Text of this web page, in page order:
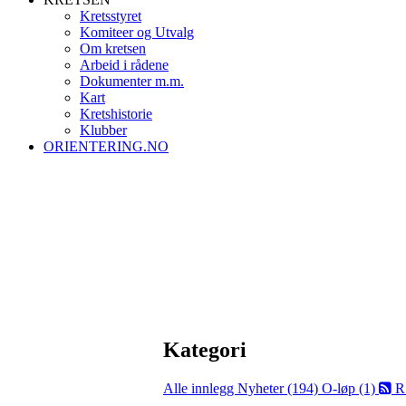
Kretsstyret
Komiteer og Utvalg
Om kretsen
Arbeid i rådene
Dokumenter m.m.
Kart
Kretshistorie
Klubber
ORIENTERING.NO
Kategori
Alle innlegg Nyheter (194) O-løp (1)